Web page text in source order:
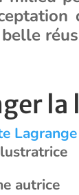
la
Lagrange
autrice